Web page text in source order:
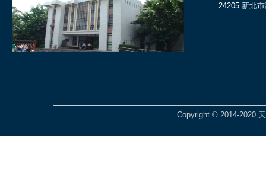
24205 新北
Copyright © 2014-2020